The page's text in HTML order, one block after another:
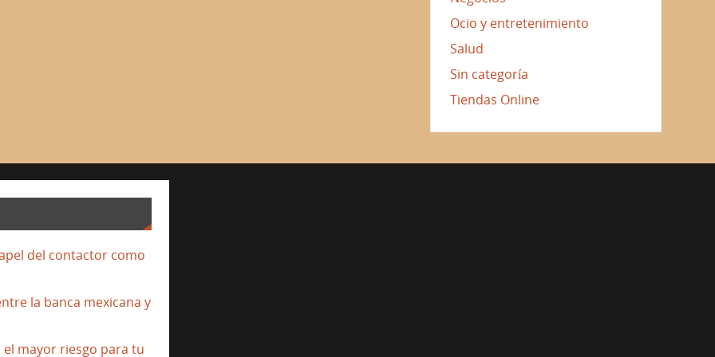
Ocio y entretenimiento
Salud
Sin categoría
Tiendas Online
del contactor como
la banca mexicana y
el mayor riesgo para tu